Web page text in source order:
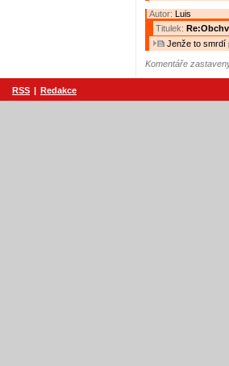
Autor: Luis
Titulek:
Jenže to smrdí
Komentáře
RSS | Redakce